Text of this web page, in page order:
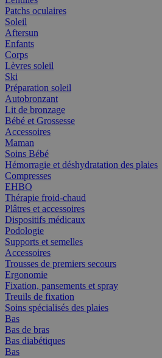
Patchs oculaires
Soleil
Aftersun
Enfants
Corps
Lèvres soleil
Ski
Préparation soleil
Autobronzant
Lit de bronzage
Bébé et Grossesse
Accessoires
Maman
Soins Bébé
Hémorragie et déshydratation des plaies
Compresses
EHBO
Thérapie froid-chaud
Plâtres et accessoires
Dispositifs médicaux
Podologie
Supports et semelles
Accessoires
Trousses de premiers secours
Ergonomie
Fixation, pansements et spray
Treuils de fixation
Soins spécialisés des plaies
Bas
Bas de bras
Bas diabétiques
Bas